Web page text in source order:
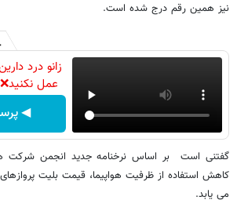
نیز همین رقم درج شده است.
زانو درد
عمل
◀
گفتنی است بر اساس نرخنامه جدید انجمن شرکت
می یابد.